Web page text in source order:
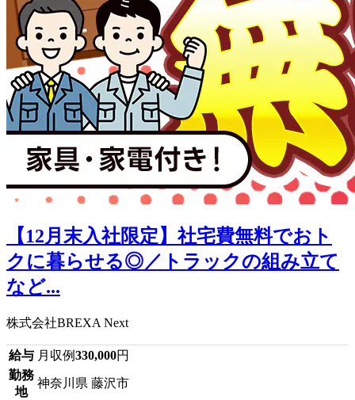
【12月末入社限定】社宅費無料でおト
クに暮らせる◎／トラックの組み立て
など...
株式会社BREXA Next
給与 月収例330,000円
勤務
地
神奈川県 藤沢市